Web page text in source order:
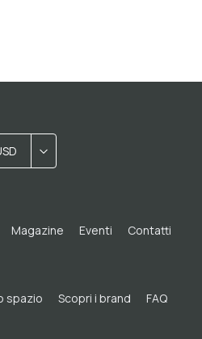
Magazine Eventi Contatti
spazio Scopri i brand
FAQ